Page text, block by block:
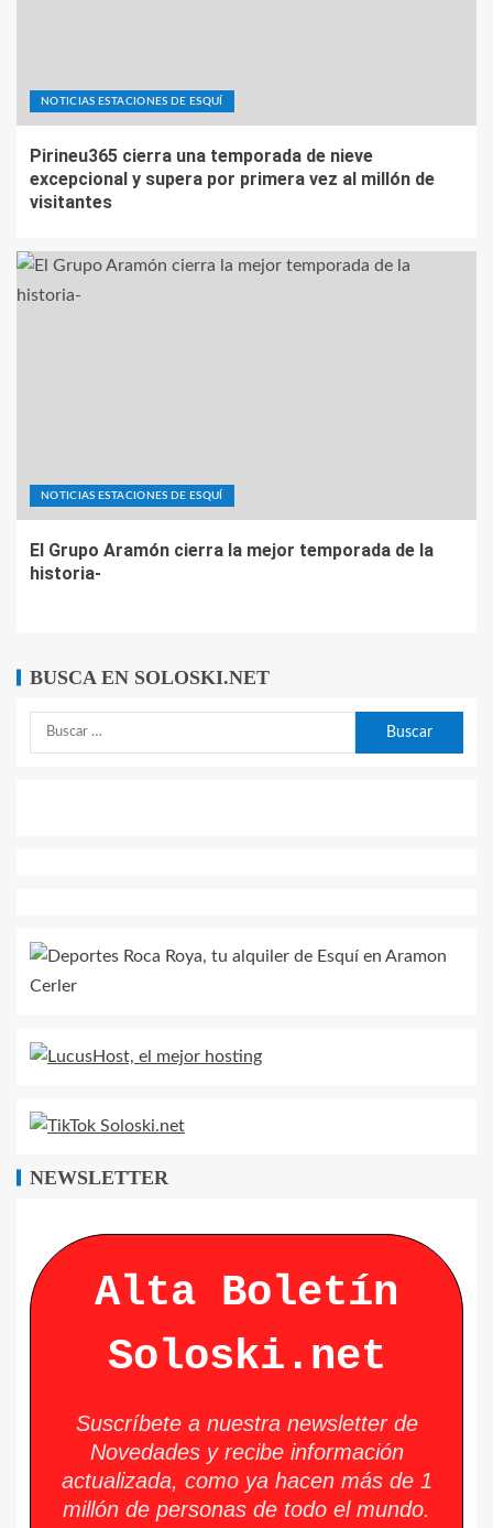
NOTICIAS ESTACIONES DE ESQUÍ
Pirineu365 cierra una temporada de nieve
excepcional y supera por primera vez al millón de
visitantes
NOTICIAS ESTACIONES DE ESQUÍ
El Grupo Aramón cierra la mejor temporada de la
historia-
BUSCA EN SOLOSKI.NET
NEWSLETTER
Alta Boletín
Soloski.net
Suscríbete a nuestra newsletter de
Novedades y recibe información
actualizada, como ya hacen más de 1
millón de personas de todo el mundo.